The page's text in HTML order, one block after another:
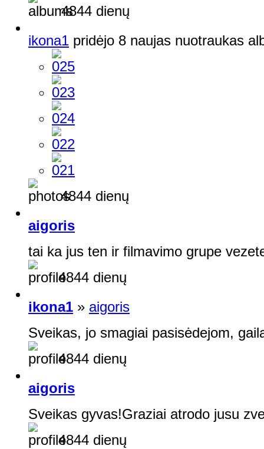
4844 dienų
ikona1 pridėjo 8 naujas nuotraukas
4844 dienų
aigoris
tai ka jus ten ir filmavimo grupe
4844 dienų
ikona1 » aigoris
Sveikas, jo smagiai pasisėdejom,
4844 dienų
aigoris
Sveikas gyvas!Graziai atrodo jusu
4844 dienų